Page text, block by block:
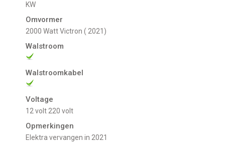
kW
Omvormer
2000 Watt Victron ( 2021)
Walstroom
Walstroomkabel
Voltage
12 volt 220 volt
Opmerkingen
Elektra vervangen in 2021